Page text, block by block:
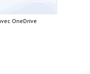
OneDrive